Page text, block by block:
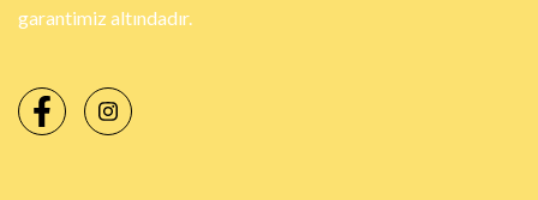
garantimiz altındadır.